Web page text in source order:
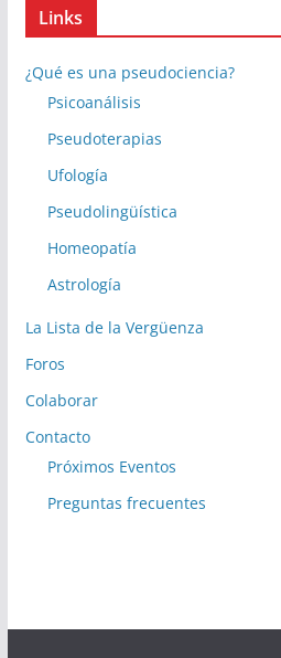
Links
¿Qué es una pseudociencia?
Psicoanálisis
Pseudoterapias
Ufología
Pseudolingüística
Homeopatía
Astrología
La Lista de la Vergüenza
Foros
Colaborar
Contacto
Próximos Eventos
Preguntas frecuentes